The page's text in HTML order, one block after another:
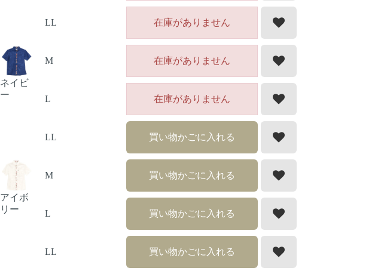
LL 在庫がありません
ネイビ
ー
M 在庫がありません
L 在庫がありません
LL 買い物かごに入れる
アイボ
リー
M 買い物かごに入れる
L 買い物かごに入れる
LL 買い物かごに入れる